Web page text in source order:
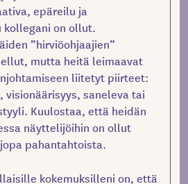
epäreilu ja
on ollut.
”hirviöohjaajien”
mutta heitä leimaavat
liitetyt piirteet:
visionäärisyys, saneleva tai
Kuulostaa, että heidän
näyttelijöihin on ollut
pahantahtoista.
kokemuksilleni on, että